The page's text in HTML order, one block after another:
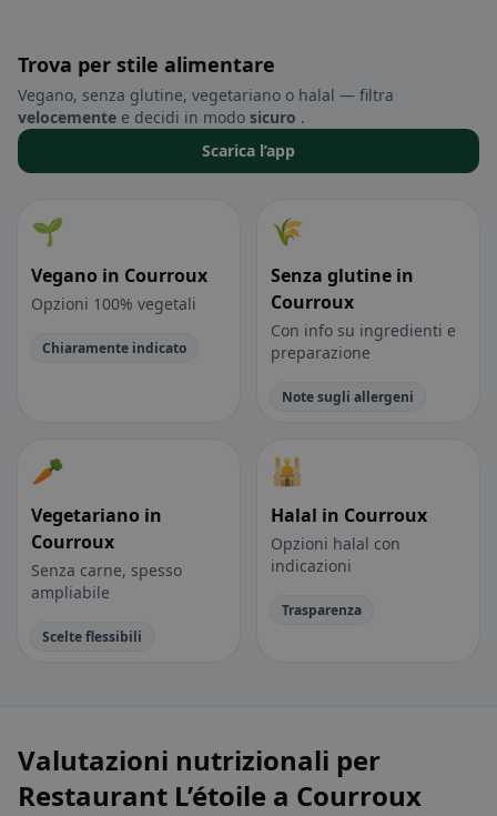
Trova per stile alimentare
Vegano, senza glutine, vegetariano o halal — filtra
velocemente e decidi in modo sicuro .
Scarica l’app
🌱
Vegano in Courroux
Opzioni 100% vegetali
Chiaramente indicato
🌾
Senza glutine in
Courroux
Con info su ingredienti e
preparazione
Note sugli allergeni
🥕
Vegetariano in
Courroux
Senza carne, spesso
ampliabile
Scelte flessibili
🕌
Halal in Courroux
Opzioni halal con
indicazioni
Trasparenza
Valutazioni nutrizionali per
Restaurant L’étoile a Courroux